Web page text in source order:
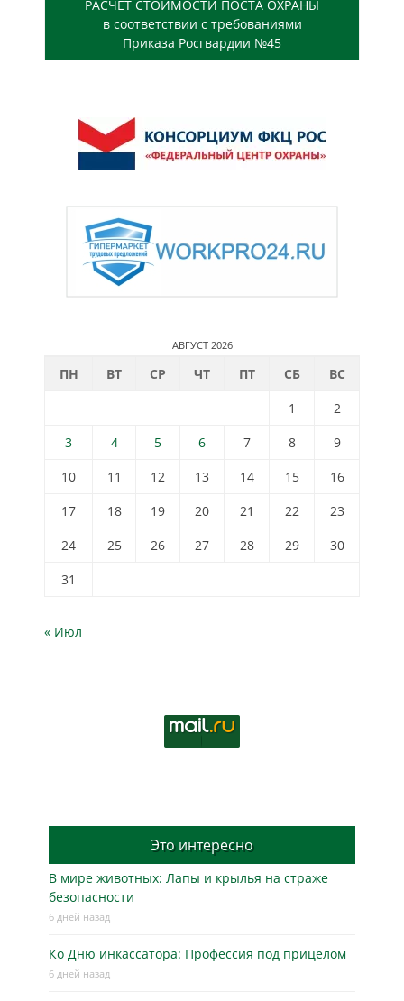
РАСЧЕТ СТОИМОСТИ ПОСТА ОХРАНЫ
в соответствии с требованиями
Приказа Росгвардии №45
АВГУСТ 2026
ПН ВТ СР ЧТ ПТ СБ
ВС
1
2
3
4 5 6 7 8
9
10
11 12 13 14 15
16
17
18 19 20 21 22
23
24
25 26 27 28 29
30
31
« Июл
Это интересно
В мире животных: Лапы и крылья на страже
безопасности
6 дней назад
Ко Дню инкассатора: Профессия под прицелом
6 дней назад